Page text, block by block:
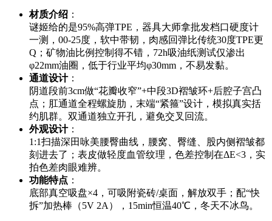
材质介绍 ：
谜姬给的是95%高弹TPE，器具大师拿批发档口硬度计
一测，00-25度，软中带韧，肉感回弹比传统30度TPE更
Q；矿物油比例控制得不错，72h吸油纸测试仅渗出
φ22mm油圈，低于行业平均φ30mm，不易发黏。
通道设计：
阴道段前3cm做“花瓣收窄”+中段3D褶皱环+后腔子宫凸
点；肛通道全程螺旋肋，末端“紧箍”设计，模拟真实括
约肌群。双通道独立开孔，避免交叉回流。
外观设计：
1:1扫描深田咏美腰臀曲线，腰窝、臀缝、股内侧褶皱都
刻进去了；表皮做轻度血管纹理，色差控制在ΔE<3，实
拍色差肉眼难辨。
功能特点 ：
底部真空吸盘×4，可吸附瓷砖/桌面，解放双手；配“快
拆”加热棒（5V 2A），15min恒温40℃，冬天不冰鸟。